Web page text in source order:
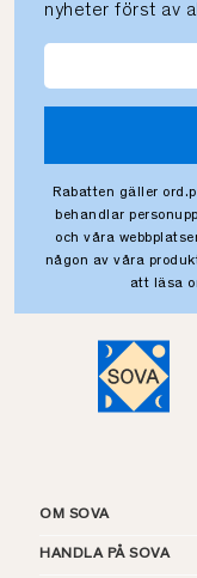
nyheter först av
Rabatten gäller
behandlar
och våra
någon av våra
att läsa
OM SOVA
HANDLA PÅ SOVA